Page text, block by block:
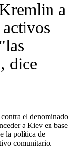
a
dice
el denominado
a Kiev en base
la política de
comunitario.